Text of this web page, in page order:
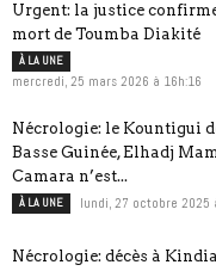
Urgent: la justice
mort de Toumba Diakité
À LA UNE
mercredi, 25 mars 2026 à 16h:16
Nécrologie: le Kountigui
Basse Guinée, Elhadj
Camara n’est...
À LA UNE lundi, 27 octobre 2025
Nécrologie: décès à